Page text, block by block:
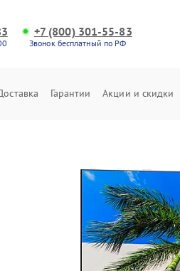
+7 (800) 301-55-83
Звонок бесплатный по РФ
Гарантии Акции и скидки